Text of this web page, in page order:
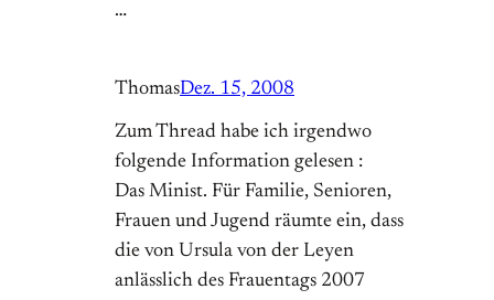
…
ThomasDez. 15, 2008
Zum Thread habe ich irgendwo
folgende Information gelesen :
Das Minist. Für Familie, Senioren,
Frauen und Jugend räumte ein, dass
die von Ursula von der Leyen
anlässlich des Frauentags 2007